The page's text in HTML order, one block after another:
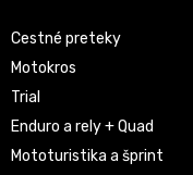
Cestné preteky
Motokros
Trial
Enduro a rely + Quad
Mototuristika a šprint